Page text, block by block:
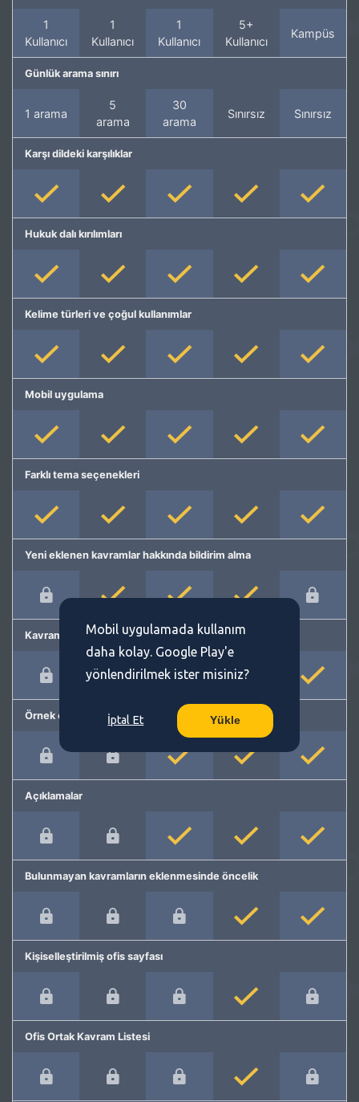
1
Kullanıcı
1
Kullanıcı
1
Kullanıcı
5+
Kullanıcı
Kampüs
Günlük arama sınırı
1 arama
5
arama
30
arama
Sınırsız Sınırsız
Karşı dildeki karşılıklar
Hukuk dalı kırılımları
Kelime türleri ve çoğul kullanımlar
Mobil uygulama
Farklı tema seçenekleri
Yeni eklenen kavramlar hakkında bildirim alma
Kavram önerme
Örnek cümleler
Açıklamalar
Bulunmayan kavramların eklenmesinde öncelik
Kişiselleştirilmiş ofis sayfası
Ofis Ortak Kavram Listesi
Mobil uygulamada kullanım
daha kolay. Google Play'e
yönlendirilmek ister misiniz?
İptal Et Yükle